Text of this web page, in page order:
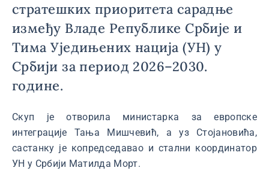
стратешких приоритета сарадње
између Владе Републике Србије и
Тима Уједињених нација (УН) у
Србији за период 2026–2030.
године.
Скуп је отворила министарка за европске
интеграције Тања Мишчевић, а уз Стојановића,
састанку је копредседавао и стални координатор
УН у Србији Матилда Морт.